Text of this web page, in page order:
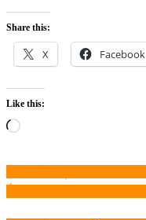
Share this:
X Facebook
Like this:
Loading…
แนะแนว